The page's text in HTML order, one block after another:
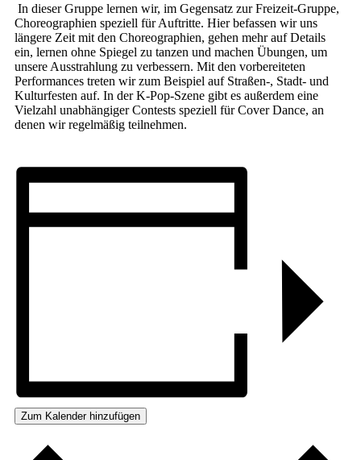
In dieser Gruppe lernen wir, im Gegensatz zur Freizeit-Gruppe,
Choreographien speziell für Auftritte. Hier befassen wir uns
längere Zeit mit den Choreographien, gehen mehr auf Details
ein, lernen ohne Spiegel zu tanzen und machen Übungen, um
unsere Ausstrahlung zu verbessern. Mit den vorbereiteten
Performances treten wir zum Beispiel auf Straßen-, Stadt- und
Kulturfesten auf. In der K-Pop-Szene gibt es außerdem eine
Vielzahl unabhängiger Contests speziell für Cover Dance, an
denen wir regelmäßig teilnehmen.
Zum Kalender hinzufügen